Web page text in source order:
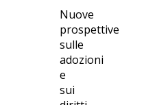
Nuove
prospettive
sulle
adozioni
e
sui